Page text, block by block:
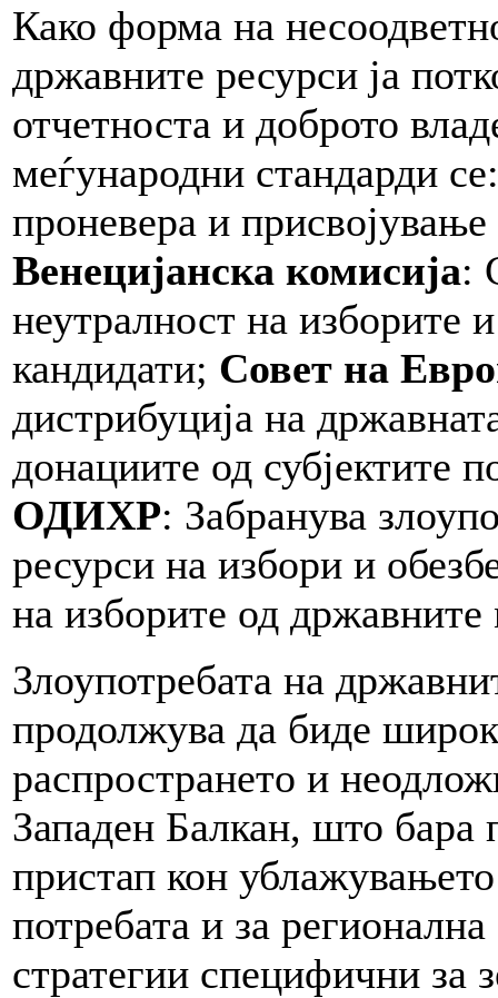
Како форма на
државните ресурси ја
отчетноста и доброто
меѓународни стандарди
проневера и
Венецијанска комисија:
неутралност на изборите
кандидати; Совет на
дистрибуција на
донациите од субјектите
ОДИХР: Забранува
ресурси на избори и
на изборите од
Злоупотребата на
продолжува да биде
распространетo и
Западен Балкан, што бара
пристап кон ублажувањето
потребата и за
стратегии специфични за